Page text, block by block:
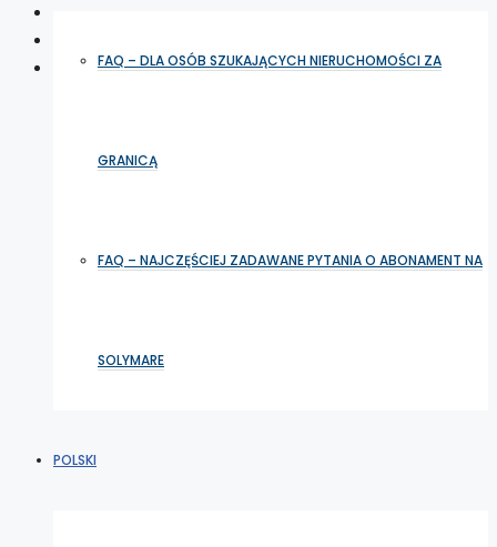
FAQ – DLA OSÓB SZUKAJĄCYCH NIERUCHOMOŚCI ZA
GRANICĄ
FAQ – NAJCZĘŚCIEJ ZADAWANE PYTANIA O ABONAMENT NA
SOLYMARE
POLSKI